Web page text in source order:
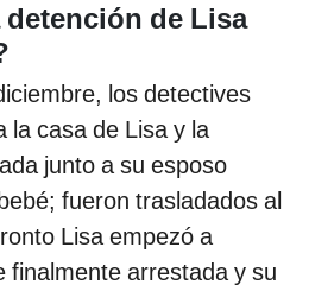
de Lisa
los detectives
la casa de Lisa y la
junto a su esposo
fueron trasladados al
Lisa empezó a
finalmente arrestada y su